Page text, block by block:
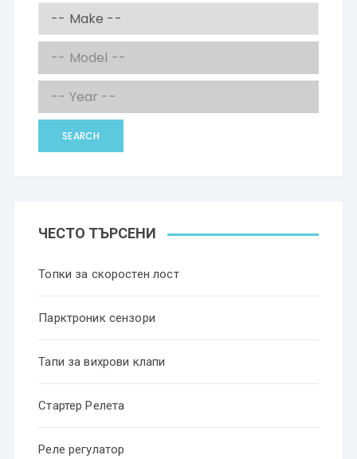
SEARCH
ЧЕСТО ТЪРСЕНИ
Топки за скоростен лост
Парктроник сензори
Тапи за вихрови клапи
Стартер Релета
Реле регулатор